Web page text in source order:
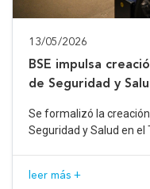
13/05/2026
BSE impulsa
de Seguridad y
Se formalizó la
Seguridad y Salud en el
leer más +